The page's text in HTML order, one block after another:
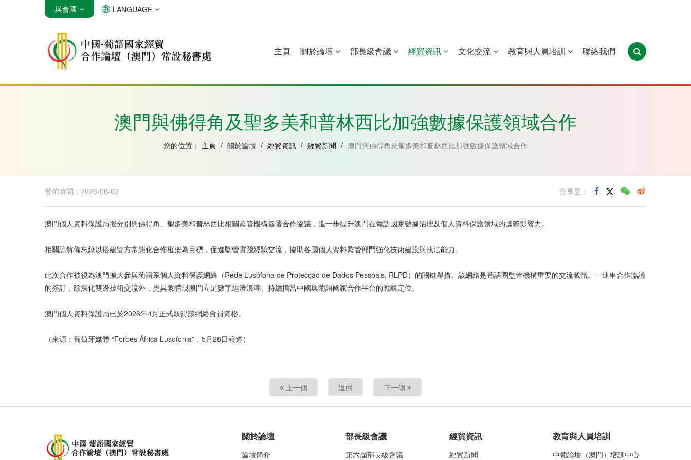
安哥拉 巴西 佛得角 幾內亞比紹 赤道幾內亞 莫桑比克 葡萄牙 聖多美和普林西比 東帝汶
與會國 LANGUAGE
主頁 關於論壇 部長級會議 經貿資訊 文化交流 教育與人員培訓 聯絡我們
澳門與佛得角及聖多美和普林西比加強數據保護領域合作
您的位置： 主頁 / 關於論壇 / 經貿資訊 / 經貿新聞 / 澳門與佛得角及聖多美和普林西比加強數據保護領域合作
發佈時間：2026-06-02 分享至：
澳門個人資料保護局擬分別與佛得角、聖多美和普林西比相關監管機構簽署合作協議，進一步提升澳門在葡語國家數據治理及個人資料保護領域的國際影響力。
相關諒解備忘錄以搭建雙方常態化合作框架為目標，促進監管實踐經驗交流，協助各國個人資料監管部門強化技術建設與執法能力。
此次合作被視為澳門擴大參與葡語系個人資料保護網絡（Rede Lusófona de Protecção de Dados Pessoais, RLPD）的關鍵舉措。該網絡是葡語圈監管機構重要的交流載體。一連串合作協議
的簽訂，除深化雙邊技術交流外，更具象體現澳門立足數字經濟浪潮、持續擔當中國與葡語國家合作平台的戰略定位。
澳門個人資料保護局已於2026年4月正式取得該網絡會員資格。
（來源：葡萄牙媒體 “Forbes África Lusofonia”，5月28日報道）
上一個 返回 下一個
關於論壇
論壇簡介
部長級會議
第六屆部長級會議
經貿資訊
經貿新聞
教育與人員培訓
中葡論壇（澳門）培訓中心